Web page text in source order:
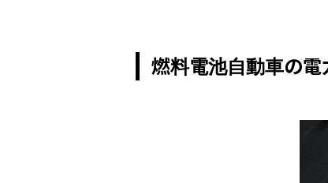
燃料電池自動車の電